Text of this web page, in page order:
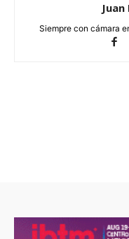
Siempre con cámara